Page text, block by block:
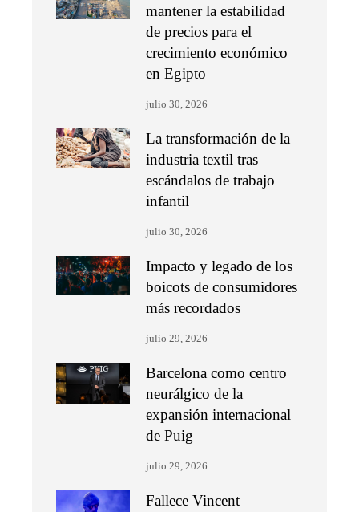
mantener la estabilidad
de precios para el
crecimiento económico
en Egipto
julio 30, 2026
La transformación de la
industria textil tras
escándalos de trabajo
infantil
julio 30, 2026
Impacto y legado de los
boicots de consumidores
más recordados
julio 29, 2026
Barcelona como centro
neurálgico de la
expansión internacional
de Puig
julio 29, 2026
Fallece Vincent